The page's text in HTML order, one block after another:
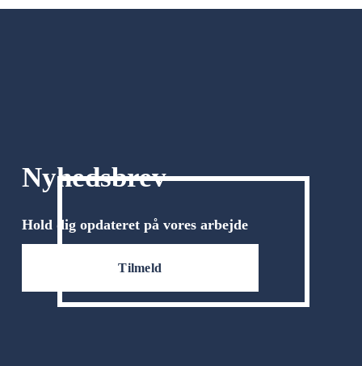
Nyhedsbrev
Hold dig opdateret på vores arbejde
Tilmeld